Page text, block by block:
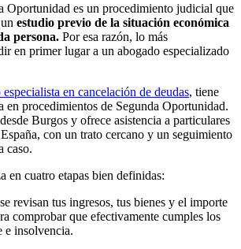
Oportunidad es un procedimiento judicial que
estudio previo de la situación económica
persona. Por esa razón, lo más
en primer lugar a un abogado especializado
en cancelación de deudas, tiene
en procedimientos de Segunda Oportunidad.
Burgos y ofrece asistencia a particulares
con un trato cercano y un seguimiento
caso.
en cuatro etapas bien definidas:
revisan tus ingresos, tus bienes y el importe
comprobar que efectivamente cumples los
e insolvencia.